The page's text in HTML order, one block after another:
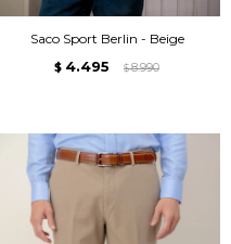
Saco Sport Berlin - Beige
$ 4.495 $ 8.990